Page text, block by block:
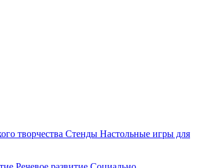
творчества Стенды Настольные игры для